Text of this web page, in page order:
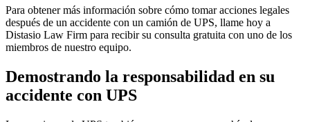
Para obtener más información sobre cómo tomar acciones legales
después de un accidente con un camión de UPS, llame hoy a
Distasio Law Firm para recibir su consulta gratuita con uno de los
miembros de nuestro equipo.
Demostrando la responsabilidad en su
accidente con UPS